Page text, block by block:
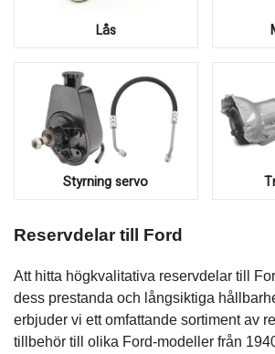
Lås
Styrning servo
Reservdelar till Ford
Att hitta högkvalitativa reservdelar till
dess prestanda och långsiktiga
erbjuder vi ett omfattande sortiment av
tillbehör till olika Ford-modeller från